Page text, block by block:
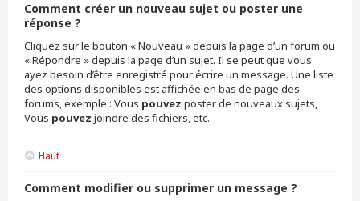
Comment créer un nouveau sujet ou poster une
réponse ?
Cliquez sur le bouton « Nouveau » depuis la page d’un forum ou
« Répondre » depuis la page d’un sujet. Il se peut que vous
ayez besoin d’être enregistré pour écrire un message. Une liste
des options disponibles est affichée en bas de page des
forums, exemple : Vous pouvez poster de nouveaux sujets,
Vous pouvez joindre des fichiers, etc.
Haut
Comment modifier ou supprimer un message ?